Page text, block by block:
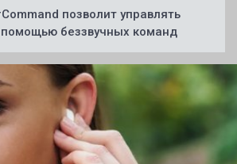
позволит управлять
помощью беззвучных команд